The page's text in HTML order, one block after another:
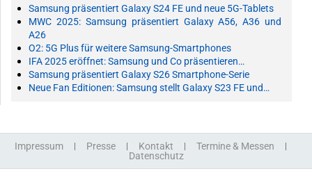
Samsung präsentiert Galaxy S24 FE und neue 5G-Tablets
MWC 2025: Samsung präsentiert Galaxy A56, A36 und
A26
O2: 5G Plus für weitere Samsung-Smartphones
IFA 2025 eröffnet: Samsung und Co präsentieren…
Samsung präsentiert Galaxy S26 Smartphone-Serie
Neue Fan Editionen: Samsung stellt Galaxy S23 FE und…
Impressum Presse Kontakt
Termine & Messen
Datenschutz